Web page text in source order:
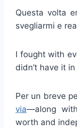
Questa volta
svegliarmi e
I fought with
didn’t have it
Per un breve
via—along
worth and